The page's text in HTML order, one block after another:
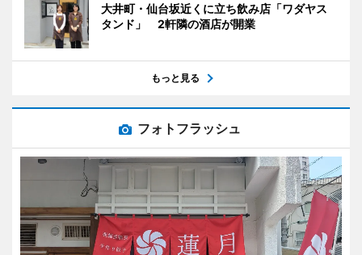
大井町・仙台坂近くに立ち飲み店「ワダヤス
タンド」 2軒隣の酒店が開業
もっと見る
フォトフラッシュ